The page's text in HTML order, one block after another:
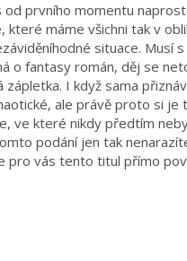
prvního momentu
máme všichni tak v
situace. Musí
o fantasy román, děj se
I když sama
ale právě proto si
ve které nikdy předtím
podání jen tak
pro vás tento titul přímo